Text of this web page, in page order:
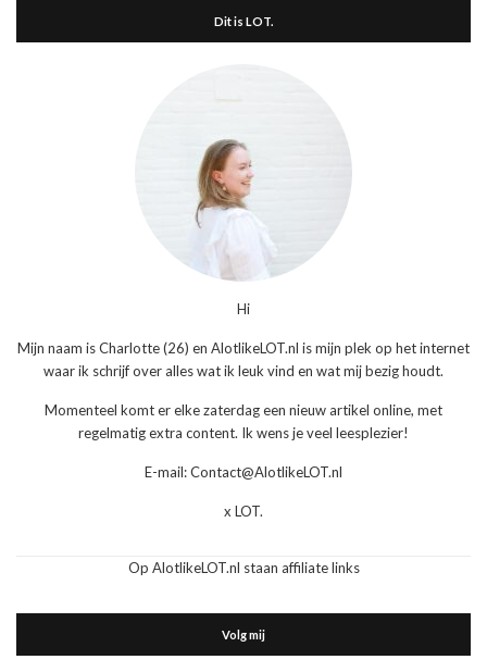
Dit is LOT.
Hi
Mijn naam is Charlotte (26) en AlotlikeLOT.nl is mijn plek op het internet
waar ik schrijf over alles wat ik leuk vind en wat mij bezig houdt.
Momenteel komt er elke zaterdag een nieuw artikel online, met
regelmatig extra content. Ik wens je veel leesplezier!
E-mail: Contact@AlotlikeLOT.nl
x LOT.
Op AlotlikeLOT.nl staan affiliate links
Volg mij